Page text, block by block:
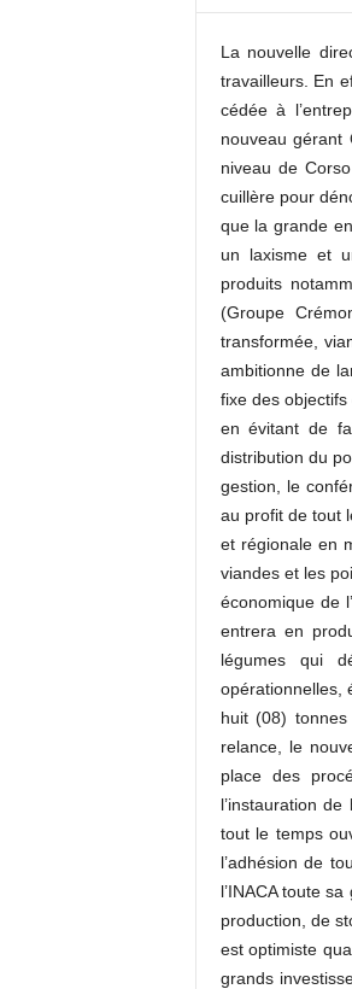
La nouvelle
travailleurs. En
cédée à
nouveau gérant
niveau de
cuillère pour
que la grande
un laxisme et
produits
(Groupe
transformée,
ambitionne de
fixe des
en évitant de
distribution du
gestion, le
au profit de tout
et régionale en
viandes et les
économique de
entrera en
légumes qui
opérationnelles,
huit (08)
relance, le
place des
l’instauration
tout le temps
l’adhésion de
l’INACA toute
production, de
est optimiste
grands